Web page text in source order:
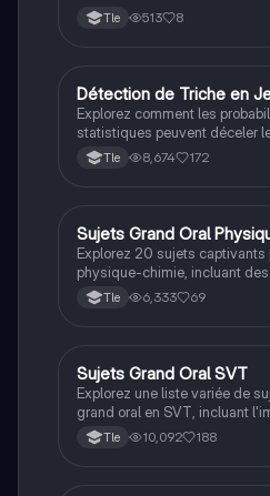
Tle 513 8
Grand oral
Détection de Triche en
Explorez comment les
statistiques peuvent déceler
frauduleux lors des
document aborde l'utilisation
corrélations suspectes. Type:
mathématiques appliquées.
Tle 8,674 172
Grand oral
Sujets Grand Oral
Explorez 20 sujets captivants
physique-chimie, incluant
noirs, la médecine nucléaire,
des panneaux
Tle 6,333 69
Grand oral
Sujets Grand Oral SVT
Explorez une liste variée de
grand oral en SVT, incluant
luminothérapie sur le cerveau,
l'immunothérapie par rapport
Tle 10,092 188